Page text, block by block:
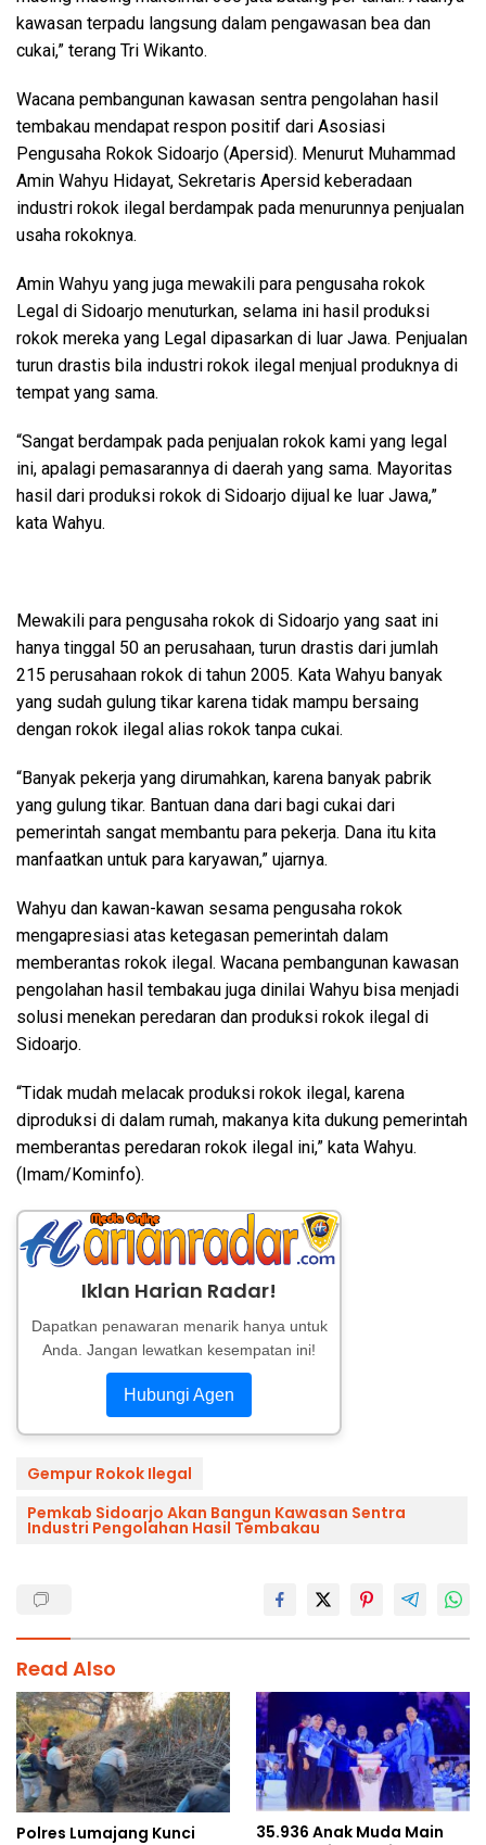
kawasan terpadu langsung dalam pengawasan bea dan
cukai,” terang Tri Wikanto.
Wacana pembangunan kawasan sentra pengolahan hasil
tembakau mendapat respon positif dari Asosiasi
Pengusaha Rokok Sidoarjo (Apersid). Menurut Muhammad
Amin Wahyu Hidayat, Sekretaris Apersid keberadaan
industri rokok ilegal berdampak pada menurunnya penjualan
usaha rokoknya.
Amin Wahyu yang juga mewakili para pengusaha rokok
Legal di Sidoarjo menuturkan, selama ini hasil produksi
rokok mereka yang Legal dipasarkan di luar Jawa. Penjualan
turun drastis bila industri rokok ilegal menjual produknya di
tempat yang sama.
“Sangat berdampak pada penjualan rokok kami yang legal
ini, apalagi pemasarannya di daerah yang sama. Mayoritas
hasil dari produksi rokok di Sidoarjo dijual ke luar Jawa,”
kata Wahyu.
Mewakili para pengusaha rokok di Sidoarjo yang saat ini
hanya tinggal 50 an perusahaan, turun drastis dari jumlah
215 perusahaan rokok di tahun 2005. Kata Wahyu banyak
yang sudah gulung tikar karena tidak mampu bersaing
dengan rokok ilegal alias rokok tanpa cukai.
“Banyak pekerja yang dirumahkan, karena banyak pabrik
yang gulung tikar. Bantuan dana dari bagi cukai dari
pemerintah sangat membantu para pekerja. Dana itu kita
manfaatkan untuk para karyawan,” ujarnya.
Wahyu dan kawan-kawan sesama pengusaha rokok
mengapresiasi atas ketegasan pemerintah dalam
memberantas rokok ilegal. Wacana pembangunan kawasan
pengolahan hasil tembakau juga dinilai Wahyu bisa menjadi
solusi menekan peredaran dan produksi rokok ilegal di
Sidoarjo.
“Tidak mudah melacak produksi rokok ilegal, karena
diproduksi di dalam rumah, makanya kita dukung pemerintah
memberantas peredaran rokok ilegal ini,” kata Wahyu.
(Imam/Kominfo).
Iklan Harian Radar!
Dapatkan penawaran menarik hanya untuk
Anda. Jangan lewatkan kesempatan ini!
Hubungi Agen
Gempur Rokok Ilegal
Pemkab Sidoarjo Akan Bangun Kawasan Sentra
Industri Pengolahan Hasil Tembakau
Read Also
Polres Lumajang Kunci
35.936 Anak Muda Main